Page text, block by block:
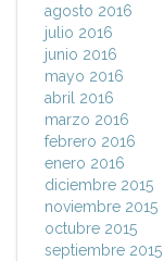
agosto 2016
julio 2016
junio 2016
mayo 2016
abril 2016
marzo 2016
febrero 2016
enero 2016
diciembre 2015
noviembre 2015
octubre 2015
septiembre 2015